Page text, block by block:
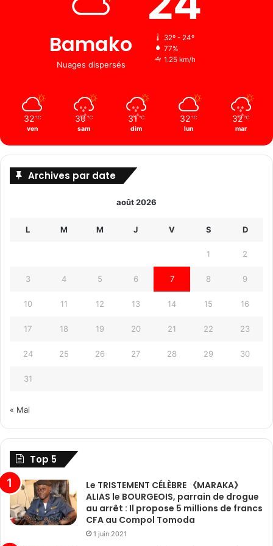
Bamako
Nuages ​​dispersés
32º - 24º
77%
1.25 km/h
32 ℃
ven
30 ℃
sam
31 ℃
dim
32 ℃
lun
32 ℃
mar
Archives par date
août 2026
L M M J V S D
1 2
3 4 5 6 7 8 9
10 11 12 13 14 15 16
17 18 19 20 21 22 23
24 25 26 27 28 29 30
31
« Mai
Top 5
Le TRISTEMENT CÉLÈBRE 《MARAKA》
ALIAS le BOURGEOIS, parrain de drogue
au arrêt : Il propose 5 millions de francs
CFA au Compol Tomoda
1 juin 2021